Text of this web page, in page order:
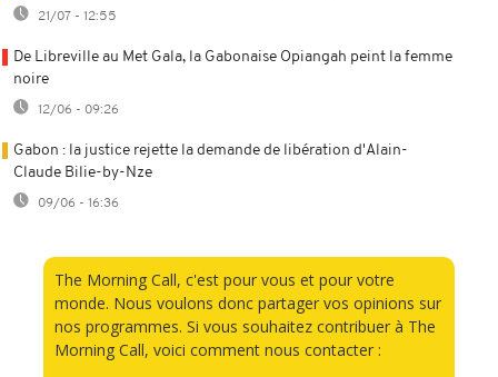
21/07 - 12:55
De Libreville au Met Gala, la Gabonaise Opiangah peint la femme
noire
12/06 - 09:26
Gabon : la justice rejette la demande de libération d'Alain-
Claude Bilie-by-Nze
09/06 - 16:36
The Morning Call, c'est pour vous et pour votre
monde. Nous voulons donc partager vos opinions sur
nos programmes. Si vous souhaitez contribuer à The
Morning Call, voici comment nous contacter :